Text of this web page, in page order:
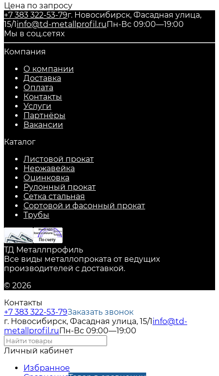
Цена по запросу
+7 383 322-53-79г. Новосибирск, Фасадная улица,
15/1info@td-metallprofil.ruПн-Вс 09:00—19:00
Мы в соц.сетях
Компания
О компании
Доставка
Оплата
Контакты
Услуги
Партнёры
Вакансии
Каталог
Листовой прокат
Нержавейка
Оцинковка
Рулонный прокат
Сетка стальная
Сортовой и фасонный прокат
Трубы
ТД Металлпрофиль
Все виды металлопроката от ведущих
производителей с доставкой.
© 2026
Контакты
+7 383 322-53-79Заказать звонок
г. Новосибирск, Фасадная улица, 15/1info@td-
metallprofil.ruПн-Вс 09:00—19:00
Личный кабинет
Избранное